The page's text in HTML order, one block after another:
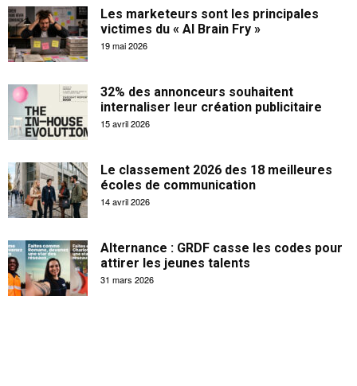
Les marketeurs sont les principales
victimes du « AI Brain Fry »
19 mai 2026
32% des annonceurs souhaitent
internaliser leur création publicitaire
15 avril 2026
Le classement 2026 des 18 meilleures
écoles de communication
14 avril 2026
Alternance : GRDF casse les codes pour
attirer les jeunes talents
31 mars 2026